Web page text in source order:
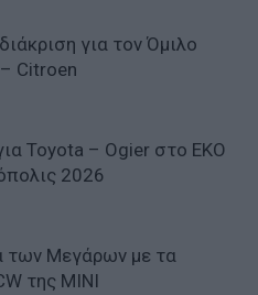
για τον Όμιλο
Citroen
Toyota – Ogier στο ΕΚΟ
2026
των Μεγάρων με τα
της MINI